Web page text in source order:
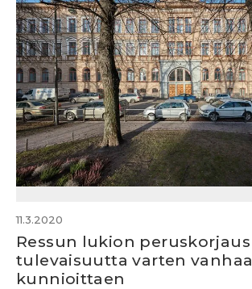
11.3.2020
Ressun lukion peruskorjaus
tulevaisuutta varten vanhaa
kunnioittaen